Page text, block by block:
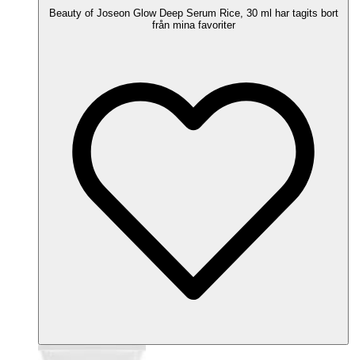
Beauty of Joseon Glow Deep Serum Rice, 30 ml har tagits bort
från mina favoriter